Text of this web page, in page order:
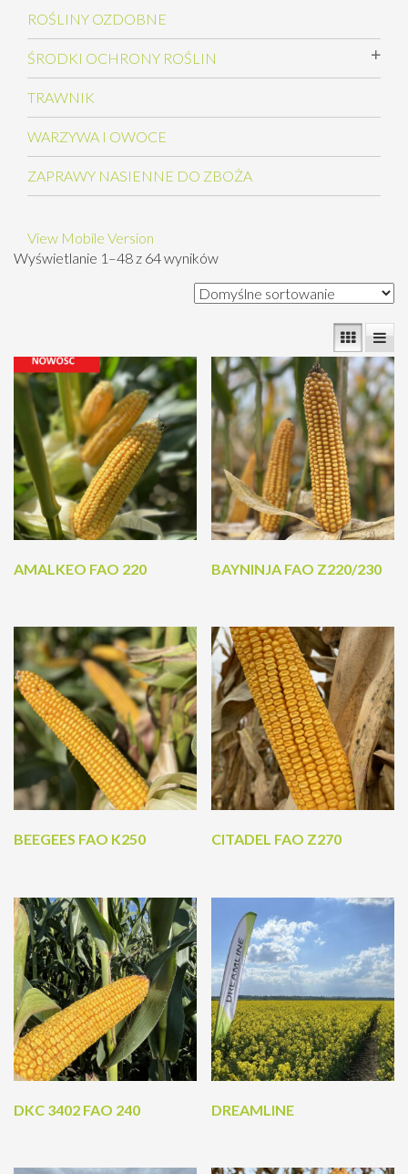
ROŚLINY OZDOBNE
ŚRODKI OCHRONY ROŚLIN
TRAWNIK
WARZYWA I OWOCE
ZAPRAWY NASIENNE DO ZBOŻA
View Mobile Version
Wyświetlanie 1–48 z 64 wyników
AMALKEO FAO 220 BAYNINJA FAO Z220/230
BEEGEES FAO K250 CITADEL FAO Z270
DKC 3402 FAO 240 DREAMLINE